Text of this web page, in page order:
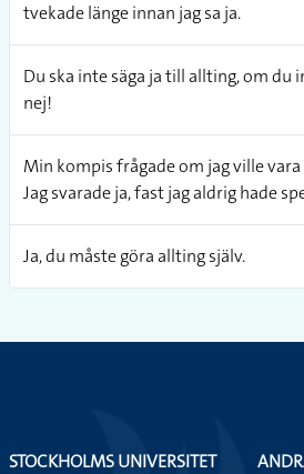
tvekade länge innan jag sa ja.
Du ska inte säga ja till allting, om du
nej!
Min kompis frågade om jag ville
Jag svarade ja, fast jag aldrig hade
Ja, du måste göra allting själv.
STOCKHOLMS UNIVERSITET